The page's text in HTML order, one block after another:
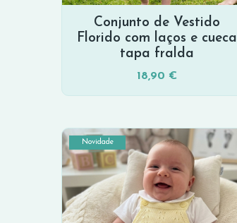
Conjunto de Vestido
Florido com laços e cueca
tapa fralda
18,90 €
Novidade